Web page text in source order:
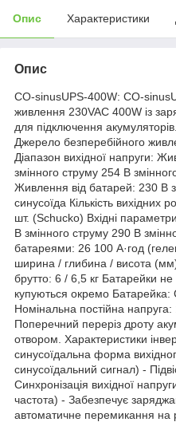
Опис Характеристики
Опис
CO-sinusUPS-400W: CO-
живлення 230VAC 400W із
для підключення
Джерело безперебійного
Діапазон вихідної напруги:
змінного струму 254 В
Живлення від батарей: 230 В
синусоїда Кількість вихідних
шт. (Schucko) Вхідні
В змінного струму 290 В
батареями: 26 100 А·год
ширина / глибина / висота
брутто: 6 / 6,5 кг Батарейки не
купуються окремо
Номінальна постійна
Поперечний переріз дроту
отвором. Характеристики
синусоїдальна форма
синусоїдальний сигнал) -
Синхронізація вихідної
частота) - Забезпечує
автоматичне перемикання на